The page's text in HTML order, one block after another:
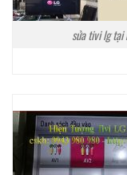
sửa tivi lg tại